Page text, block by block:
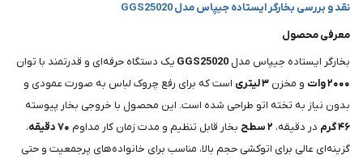
نقد و بررسی بخارگر ایستاده جیپاس مدل GGS25020
معرفی محصول
بخارگر ایستاده جیپاس مدل GGS25020 یک دستگاه حرفه‌ای و قدرتمند با توان
۲۰۰۰ وات
و مخزن ۳ لیتری
است که برای رفع چروک لباس به صورت عمودی و
بدون نیاز به تخته اتو طراحی شده است. این محصول با خروجی بخار پیوسته
۴۶ گرم
در دقیقه، ۲ سطح بخار قابل تنظیم و مدت زمان کار مداوم ۷۰ دقیقه
،
گزینه‌ای عالی برای اتوکشی حجم بالا، مناسب برای خانواده‌های پرجمعیت و حتی